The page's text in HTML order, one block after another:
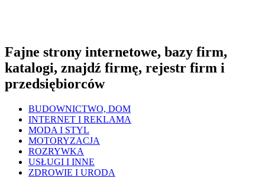
Fajne strony internetowe, bazy firm,
katalogi, znajdź firmę, rejestr firm i
przedsiębiorców
BUDOWNICTWO, DOM
INTERNET I REKLAMA
MODA I STYL
MOTORYZACJA
ROZRYWKA
USŁUGI I INNE
ZDROWIE I URODA